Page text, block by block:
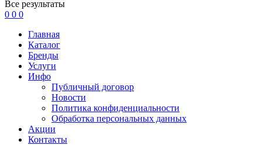
Все результаты
0 0 0
Главная
Каталог
Бренды
Услуги
Инфо
Публичный договор
Новости
Политика конфиденциальности
Обработка персональных данных
Акции
Контакты